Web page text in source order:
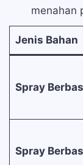
menahan
Jenis Bahan
Spray
Spray